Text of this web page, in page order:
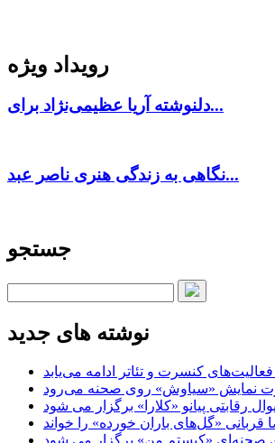
رویداد ویژه
دلنوشته آریا عظیمی‌نژاد برای...
نگاهی به زندگی هنری ناصر عبد...
جستجو
نوشته های جدید
کنسرت و تئاتر ادامه می‌یابد
نمایش «سیاوش» روی صحنه می‌رود
رقابتی پیانو «کلارا» برگزار می شود
قربانی «گل‌های باران خورده» را خواند